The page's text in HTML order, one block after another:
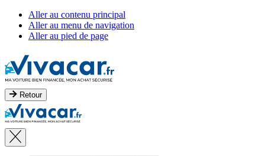
Aller au contenu principal
Aller au menu de navigation
Aller au pied de page
Retour